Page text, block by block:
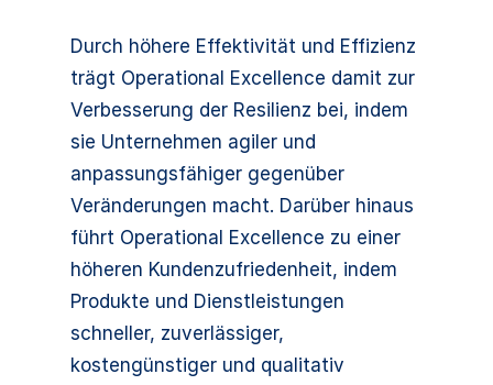
Durch höhere Effektivität und Effizienz
trägt Operational Excellence damit zur
Verbesserung der Resilienz bei, indem
sie Unternehmen agiler und
anpassungsfähiger gegenüber
Veränderungen macht. Darüber hinaus
führt Operational Excellence zu einer
höheren Kundenzufriedenheit, indem
Produkte und Dienstleistungen
schneller, zuverlässiger,
kostengünstiger und qualitativ